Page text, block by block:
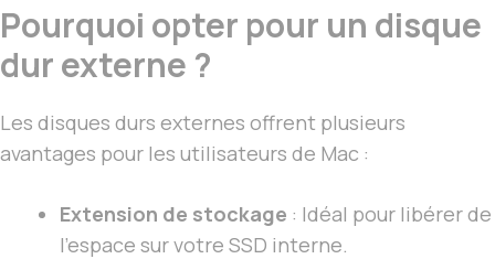
Pourquoi opter pour un disque
dur externe ?
Les disques durs externes offrent plusieurs
avantages pour les utilisateurs de Mac :
Extension de stockage : Idéal pour libérer de
l’espace sur votre SSD interne.